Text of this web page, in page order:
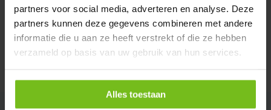
partners voor social media, adverteren en analyse. Deze
partners kunnen deze gegevens combineren met andere
informatie die u aan ze heeft verstrekt of die ze hebben
verzameld op basis van uw gebruik van hun services.
Alles toestaan
Évaluations